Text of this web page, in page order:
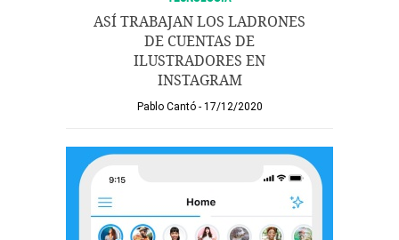
ASÍ TRABAJAN LOS LADRONES
DE CUENTAS DE
ILUSTRADORES EN
INSTAGRAM
Pablo Cantó 17/12/2020